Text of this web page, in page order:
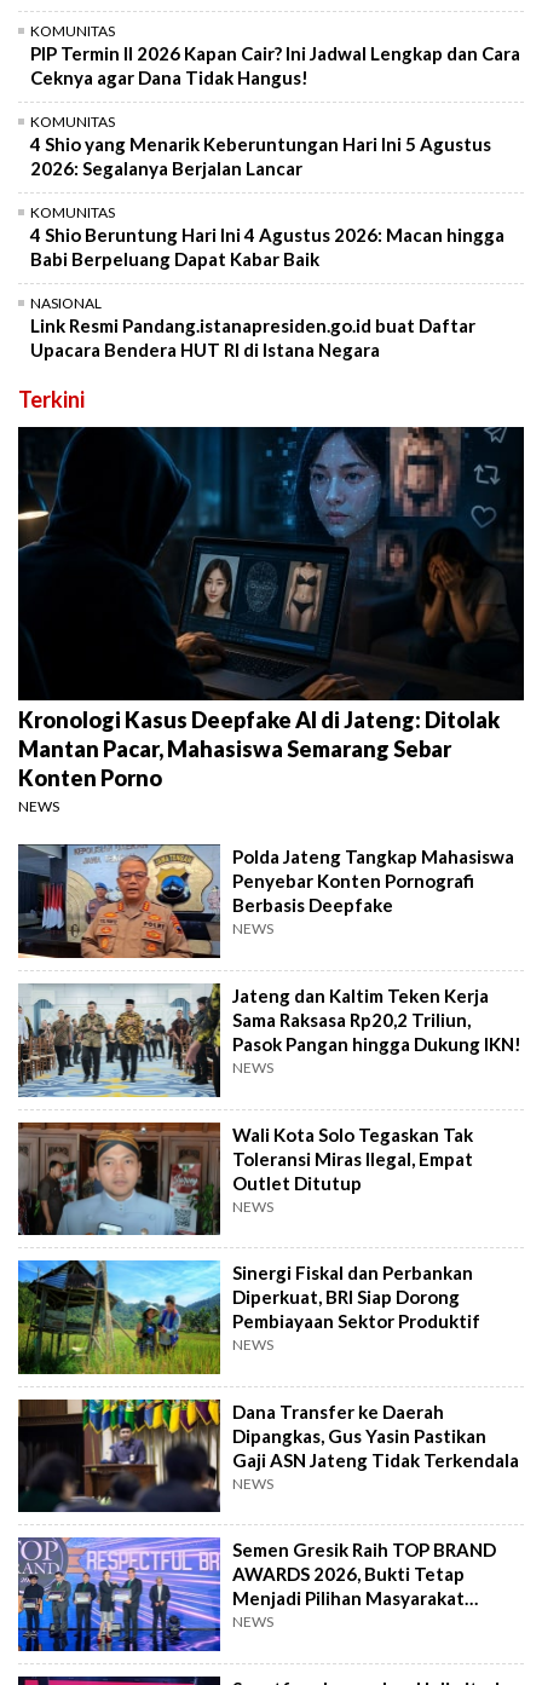
KOMUNITAS
PIP Termin II 2026 Kapan Cair? Ini Jadwal Lengkap dan Cara
Ceknya agar Dana Tidak Hangus!
KOMUNITAS
4 Shio yang Menarik Keberuntungan Hari Ini 5 Agustus
2026: Segalanya Berjalan Lancar
KOMUNITAS
4 Shio Beruntung Hari Ini 4 Agustus 2026: Macan hingga
Babi Berpeluang Dapat Kabar Baik
NASIONAL
Link Resmi Pandang.istanapresiden.go.id buat Daftar
Upacara Bendera HUT RI di Istana Negara
Terkini
Kronologi Kasus Deepfake AI di Jateng: Ditolak
Mantan Pacar, Mahasiswa Semarang Sebar
Konten Porno
NEWS
Polda Jateng Tangkap Mahasiswa
Penyebar Konten Pornografi
Berbasis Deepfake
NEWS
Jateng dan Kaltim Teken Kerja
Sama Raksasa Rp20,2 Triliun,
Pasok Pangan hingga Dukung IKN!
NEWS
Wali Kota Solo Tegaskan Tak
Toleransi Miras Ilegal, Empat
Outlet Ditutup
NEWS
Sinergi Fiskal dan Perbankan
Diperkuat, BRI Siap Dorong
Pembiayaan Sektor Produktif
NEWS
Dana Transfer ke Daerah
Dipangkas, Gus Yasin Pastikan
Gaji ASN Jateng Tidak Terkendala
NEWS
Semen Gresik Raih TOP BRAND
AWARDS 2026, Bukti Tetap
Menjadi Pilihan Masyarakat
Indonesia
NEWS